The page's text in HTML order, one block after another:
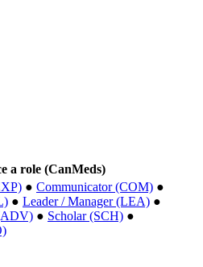
a role (CanMeds)
● Communicator (COM) ●
● Leader / Manager (LEA) ●
● Scholar (SCH) ●